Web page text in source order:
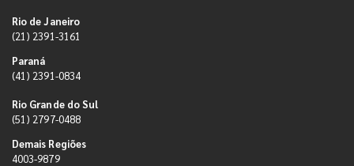
Rio de Janeiro
(21) 2391-3161
Paraná
(41) 2391-0834
Rio Grande do Sul
(51) 2797-0488
Demais Regiões
4003-9879